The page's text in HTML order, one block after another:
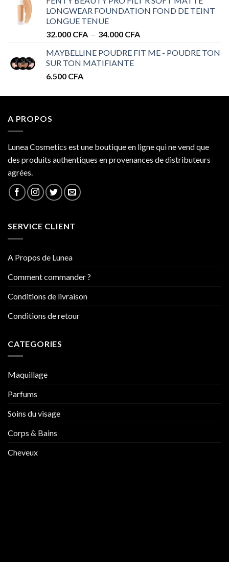
28.000 CFA
à
LONGWEAR FOUNDATION FOND DE TEINT
LONGUE TENUE
32.000 CFA – 34.000 CFAPlage
prix :
MAYBELLINE POUDRE FIT ME - POUDRE TON
SUR TON MATIFIANTE
6.500 CFA
A PROPOS
Lunea Cosmetics est une boutique en ligne qui ne vend que
des produits authentiques en provenances de distributeurs
agrées.
SERVICE CLIENT
A Propos de Lunea
Comment commander ?
Conditions de livraison
Conditions de retour
CATEGORIES
Maquillage
Parfums
Soins du visage
Corps & Bains
Cheveux